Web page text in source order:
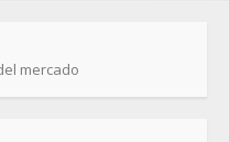
mercado